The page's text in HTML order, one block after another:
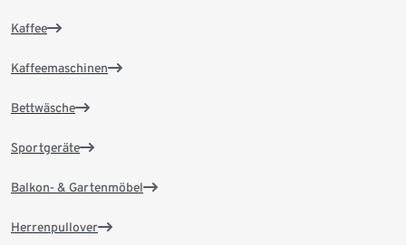
Kaffee
Kaffeemaschinen
Bettwäsche
Sportgeräte
Balkon- & Gartenmöbel
Herrenpullover